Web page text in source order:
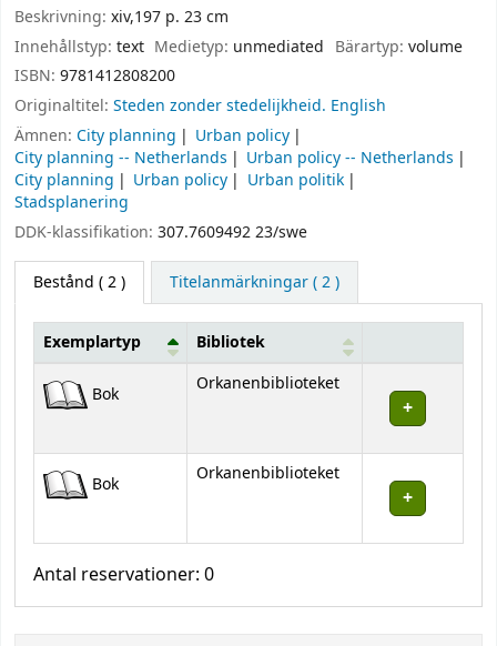
Beskrivning: xiv,197 p. 23 cm
Innehållstyp: text Medietyp: unmediated Bärartyp: volume
ISBN: 9781412808200
Originaltitel: Steden zonder stedelijkheid. English
Ämnen: City planning
Urban policy
City planning -- Netherlands
Urban policy -- Netherlands
City planning
Urban policy
Urban politik
Stadsplanering
DDK-klassifikation: 307.7609492 23/swe
Bestånd ( 2 ) Titelanmärkningar ( 2 )
Exemplartyp Bibliotek
Bok Orkanenbiblioteket
Bok Orkanenbiblioteket
Antal reservationer: 0